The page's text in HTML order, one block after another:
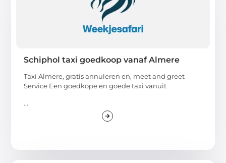
Schiphol taxi goedkoop vanaf Almere
Taxi Almere, gratis annuleren en, meet and greet
Service Een goedkope en goede taxi vanuit
...